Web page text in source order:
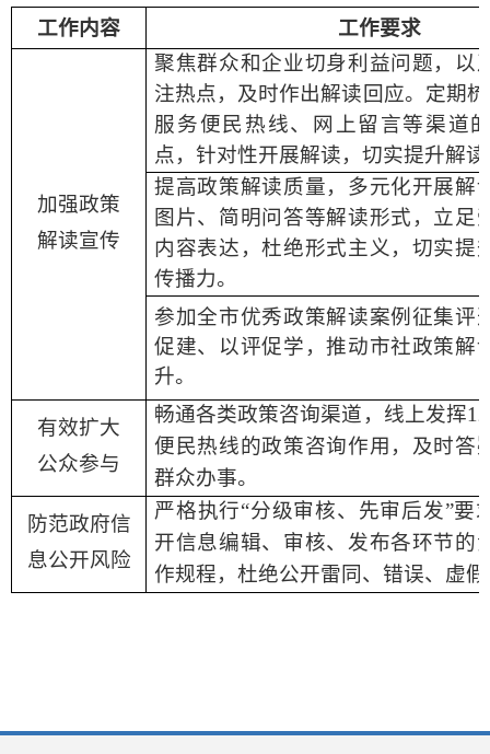
工作内容 工作要求
加强政策
解读宣传
聚焦群众和企业切身利益问题，以
注热点，及时作出解读回应。定期
服务便民热线、网上留言等渠道
点，针对性开展解读，切实提升解
提高政策解读质量，多元化开展解
图片、简明问答等解读形式，立足
内容表达，杜绝形式主义，切实提
传播力。
参加全市优秀政策解读案例征集评
促建、以评促学，推动市社政策解
升。
有效扩大
公众参与
畅通各类政策咨询渠道，线上发挥
便民热线的政策咨询作用，及时答
群众办事。
防范政府信
息公开风险
严格执行“分级审核、先审后发”要
开信息编辑、审核、发布各环节的
作规程，杜绝公开雷同、错误、虚